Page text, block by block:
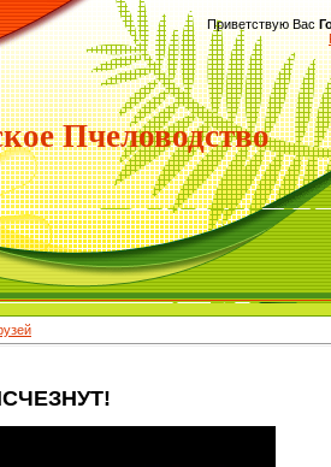
Приветствую Вас
Пчеловодство